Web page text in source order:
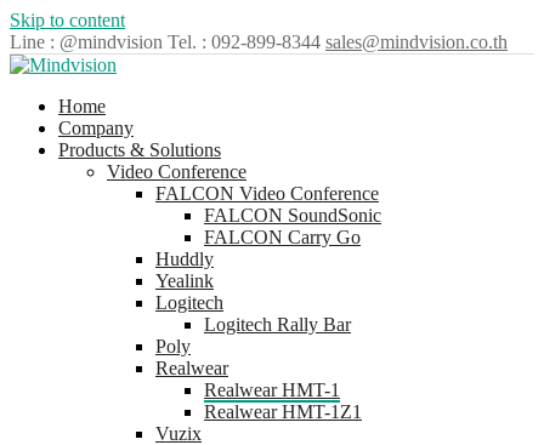
Skip to content
Line : @mindvision Tel. : 092-899-8344 sales@mindvision.co.th
Home
Company
Products & Solutions
Video Conference
FALCON Video Conference
FALCON SoundSonic
FALCON Carry Go
Huddly
Yealink
Logitech
Logitech Rally Bar
Poly
Realwear
Realwear HMT-1
Realwear HMT-1Z1
Vuzix